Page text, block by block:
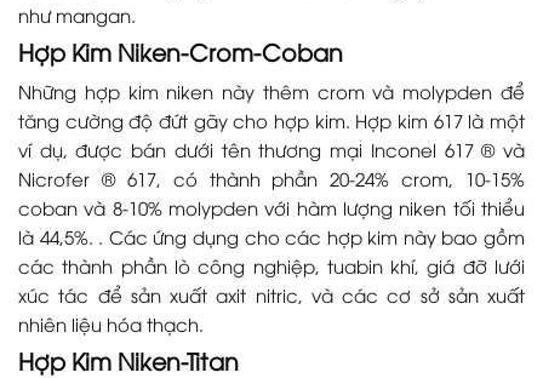
như mangan.
Hợp Kim Niken-Crom-Coban
Những hợp kim niken này thêm crom và molypden để
tăng cường độ đứt gãy cho hợp kim. Hợp kim 617 là một
ví dụ, được bán dưới tên thương mại Inconel 617 ® và
Nicrofer ® 617, có thành phần 20-24% crom, 10-15%
coban và 8-10% molypden với hàm lượng niken tối thiểu
là 44,5%. . Các ứng dụng cho các hợp kim này bao gồm
các thành phần lò công nghiệp, tuabin khí, giá đỡ lưới
xúc tác để sản xuất axit nitric, và các cơ sở sản xuất
nhiên liệu hóa thạch.
Hợp Kim Niken-Titan